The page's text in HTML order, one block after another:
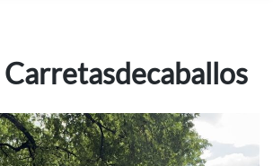
Carretasdecaballos